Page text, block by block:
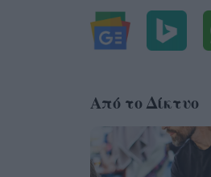
Από το Δίκτυο